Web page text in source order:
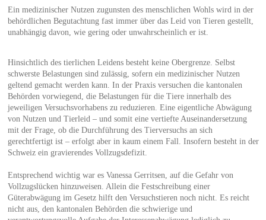
Ein medizinischer Nutzen zugunsten des menschlichen Wohls wird in der
behördlichen Begutachtung fast immer über das Leid von Tieren gestellt,
unabhängig davon, wie gering oder unwahrscheinlich er ist.
Hinsichtlich des tierlichen Leidens besteht keine Obergrenze. Selbst
schwerste Belastungen sind zulässig, sofern ein medizinischer Nutzen
geltend gemacht werden kann. In der Praxis versuchen die kantonalen
Behörden vorwiegend, die Belastungen für die Tiere innerhalb des
jeweiligen Versuchsvorhabens zu reduzieren. Eine eigentliche Abwägung
von Nutzen und Tierleid – und somit eine vertiefte Auseinandersetzung
mit der Frage, ob die Durchführung des Tierversuchs an sich
gerechtfertigt ist – erfolgt aber in kaum einem Fall. Insofern besteht in der
Schweiz ein gravierendes Vollzugsdefizit.
Entsprechend wichtig war es Vanessa Gerritsen, auf die Gefahr von
Vollzugslücken hinzuweisen. Allein die Festschreibung einer
Güterabwägung im Gesetz hilft den Versuchstieren noch nicht. Es reicht
nicht aus, den kantonalen Behörden die schwierige und